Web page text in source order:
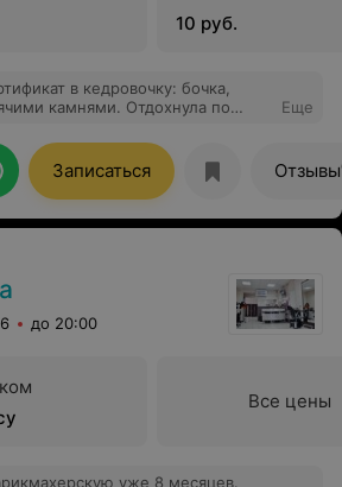
10 руб.
в кедровочку: бочка,
камнями. Отдохнула по
и умиротворения. Массаж с
кайф. Хотелось бы ещё
Еще
Записаться Отзывы
до 20:00
Все цены
уже 8 месяцев.